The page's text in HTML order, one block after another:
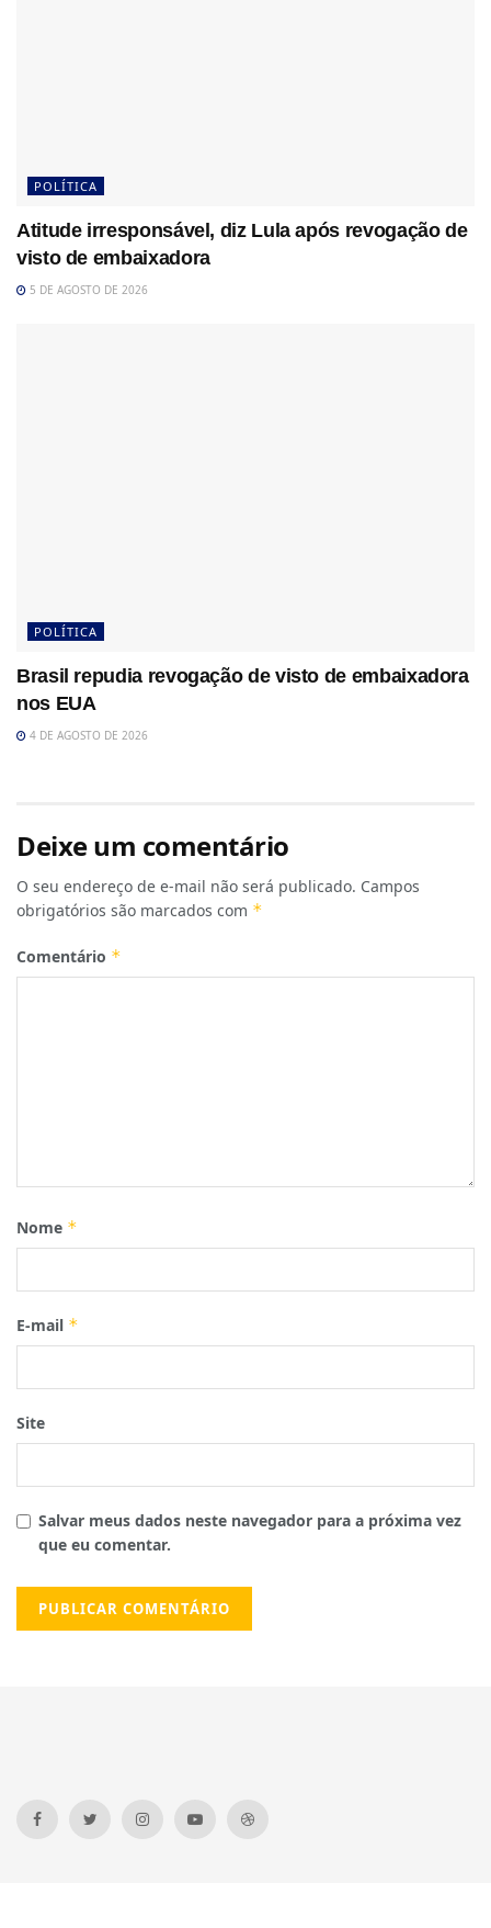
POLÍTICA
Atitude irresponsável, diz Lula após revogação de
visto de embaixadora
5 DE AGOSTO DE 2026
POLÍTICA
Brasil repudia revogação de visto de embaixadora
nos EUA
4 DE AGOSTO DE 2026
Deixe um comentário
O seu endereço de e-mail não será publicado. Campos
obrigatórios são marcados com *
Comentário *
Nome *
E-mail *
Site
Salvar meus dados neste navegador para a próxima vez
que eu comentar.